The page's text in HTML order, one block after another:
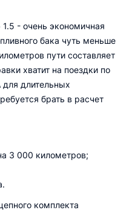
- очень экономичная
бака чуть меньше
пути составляет
хватит на поездки по
для длительных
брать в расчет
3 000 километров;
комплекта